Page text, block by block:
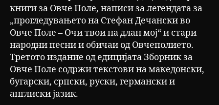
книги за Овче Поле, написи за легендата за
„прогледувањето на Стефан Дечански во
Овче Поле – Очи твои на длан мој“ и стари
народни песни и обичаи од Овчеполието.
Третото издание од едицијата Зборник за
Овче Поле содржи текстови на македонски,
бугарски, српски, руски, германски и
англиски јазик.